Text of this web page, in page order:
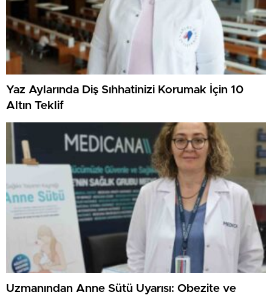
Yaz Aylarında Diş Sıhhatinizi Korumak İçin 10
Altın Teklif
Uzmanından Anne Sütü Uyarısı: Obezite ve